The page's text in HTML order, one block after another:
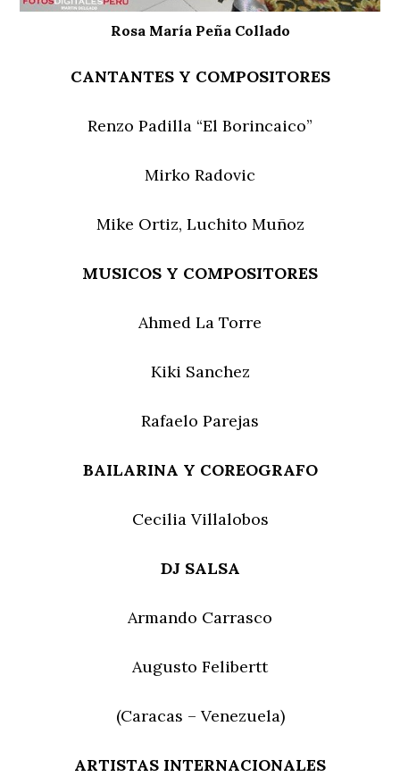
Rosa María Peña Collado
CANTANTES Y COMPOSITORES
Renzo Padilla “El Borincaico”
Mirko Radovic
Mike Ortiz, Luchito Muñoz
MUSICOS Y COMPOSITORES
Ahmed La Torre
Kiki Sanchez
Rafaelo Parejas
BAILARINA Y COREOGRAFO
Cecilia Villalobos
DJ SALSA
Armando Carrasco
Augusto Felibertt
(Caracas – Venezuela)
ARTISTAS INTERNACIONALES